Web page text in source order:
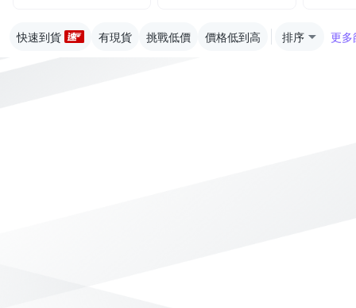
快速到貨 有現貨 挑戰低價 價格低到高 排序 更多